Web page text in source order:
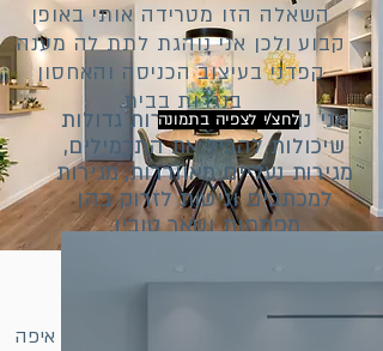
הכניסה לבית היא מקום קבוע לבלאגאן איפה
השאלה הזו מטרידה אותי באופן
קבוע ולכן אני נוהגת לתת לה מענה
קפדני בעיצוב הכניסה והאחסון
בנגרות בבית.
אני נוהגת לתכנן מגירות גדולות
שיכולות להכיל את התרמילים,
מגירות נעליים מאווררות, מגירות
למכתבים ונישות לזרוק בהן
מפתחות ושאר טובין.
לחצ/י לצפיה בתמונה